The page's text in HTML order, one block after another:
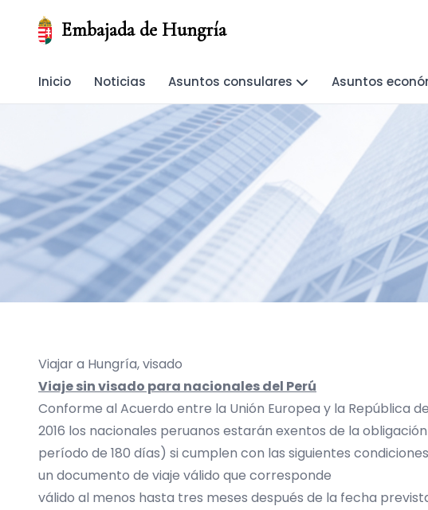
Embajada de Hungría
Inicio Noticias Asuntos consulares Asuntos
Viajar a Hungría, visado
Viaje sin visado para nacionales del Perú
Conforme al Acuerdo entre la Unión Europea y la República
2016 los nacionales peruanos estarán exentos de la
período de 180 días) si cumplen con las siguientes
un documento de viaje válido que corresponde
válido al menos hasta tres meses después de la fecha